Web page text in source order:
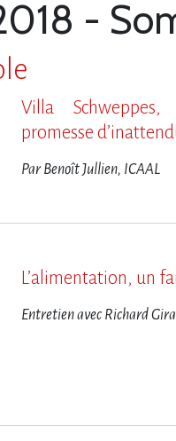
-
Villa Schweppes,
promesse
Par Benoît Jullien, ICAAL
L​‌’alimentation, un
Entretien avec Richard